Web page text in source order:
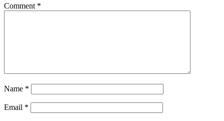
Comment *
Name *
Email *